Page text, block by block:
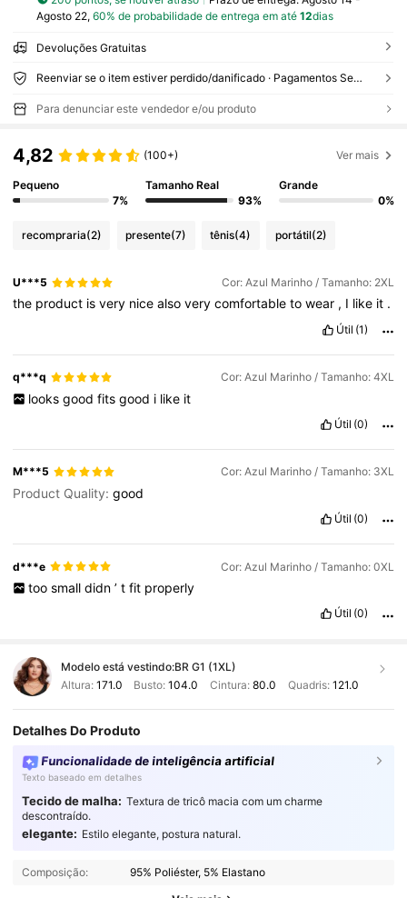
Agosto 22, 60% de probabilidade de entrega em até 12dias
Devoluções Gratuitas
Reenviar se o item estiver perdido/danificado · Pagamentos Seguros · Proteção de privacidade
Para denunciar este vendedor e/ou produto
4,82 (100+) Ver mais
Pequeno
7%
Tamanho Real
93%
Grande
0%
recompraria(2) presente(7) tênis(4) portátil(2)
U***5 Cor: Azul Marinho / Tamanho: 2XL
the product isvery nicealsoverycomfortabletowear , I like it .
Útil (1)
q***q Cor: Azul Marinho / Tamanho: 4XL
looks good fits good i like it
Útil (0)
M***5 Cor: Azul Marinho / Tamanho: 3XL
Product Quality:good
Útil (0)
d***e Cor: Azul Marinho / Tamanho: 0XL
too small didn ’ t fit properly
Útil (0)
Modelo está vestindo:BR G1 (1XL)
Altura: 171.0 Busto:104.0 Cintura: 80.0 Quadris: 121.0
Detalhes Do Produto
Funcionalidade de inteligência artificial
Texto baseado em detalhes
Tecido de malha: Textura de tricô macia com um charme
descontraído.
elegante: Estilo elegante, postura natural.
Composição: 95% Poliéster, 5% Elastano
319K Seguidores